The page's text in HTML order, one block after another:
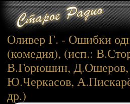
Оливер Г. - Ошибки
(комедия), (исп.:
В.Горюшин, Д.Ошеров,
Ю.Черкасов,
др.)